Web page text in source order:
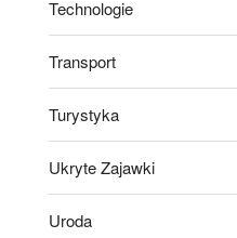
Technologie
Transport
Turystyka
Ukryte Zajawki
Uroda